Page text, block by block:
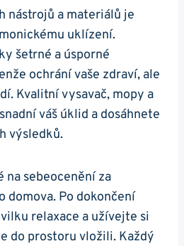
nástrojů a materiálů je
uklízení.
šetrné a úsporné
ochrání vaše zdraví, ale
Kvalitní vysavač, mopy a
váš úklid a dosáhnete
výsledků.
na sebeocenění za
domova. Po dokončení
relaxace a užívejte si
do prostoru vložili. Každý